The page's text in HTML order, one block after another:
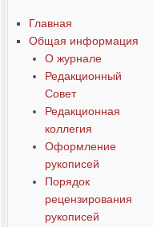
Наши авторы № 6-2022
Главная
Общая информация
О журнале
Редакционный
Совет
Редакционная
коллегия
Оформление
рукописей
Порядок
рецензирования
рукописей